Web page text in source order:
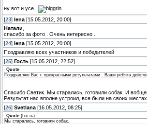
ну вот и усе .
[23] lena [15.05.2012, 20:00]
Натали
спасибо за фото . Очень интересно .
[24] lena [15.05.2012, 20:00]
Поздравляю всех участников и победителей
[25] Гость [15.05.2012, 22:52]
Quote
Поздравляю Вас с прекрасными результатами . Ваши ребята
Спасибо Светик. Мы старались, готовили собак. И
Результат нас вполне устроил, все были на своих местах
[26] Svetlana [16.05.2012, 08:25]
Quote (Гость)
Мы старались, готовили собак.